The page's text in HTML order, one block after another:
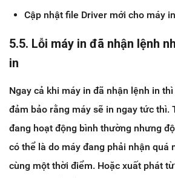
Cập nhật file Driver mới cho máy
5.5. Lỗi máy in đã nhận lệnh
in
Ngay cả khi máy in đã nhận lệnh in
đảm bảo rằng máy sẽ in ngay tức thì.
đang hoạt động bình thường nhưng
có thể là do máy đang phải nhận quá
cùng một thời điểm. Hoặc xuất phát